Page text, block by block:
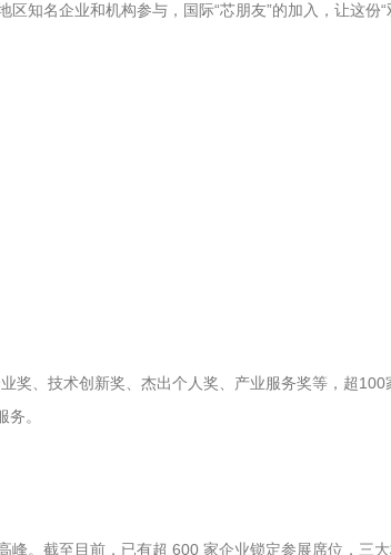
知名企业和机构参与，国际“芯朋友”的加入，让这份
、技术创新奖、杰出个人奖、产业服务奖等，超100
。
。截至目前，已有超 600 家企业锁定参展席位，三